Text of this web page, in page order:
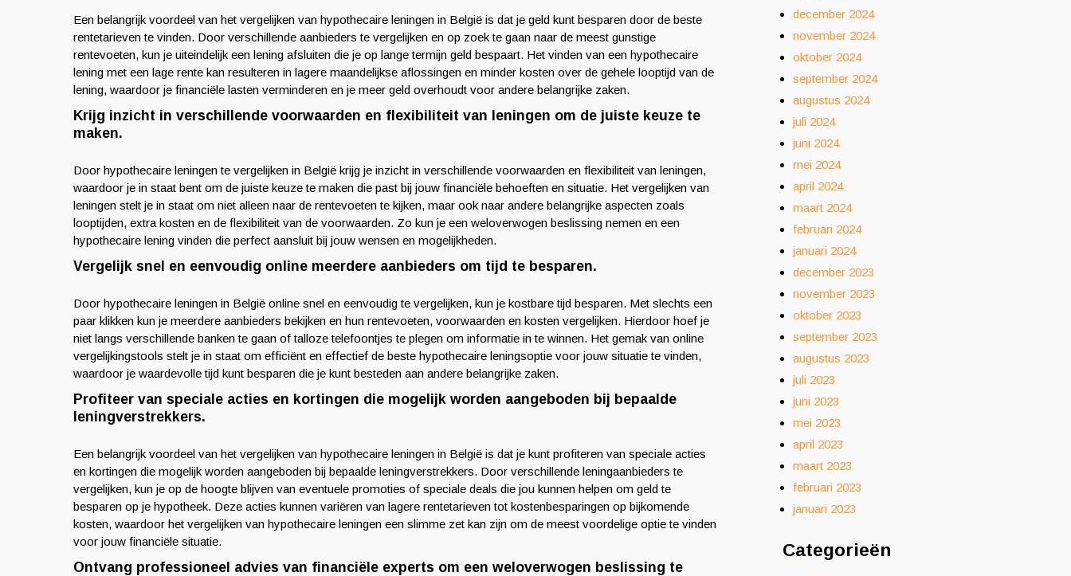
Een belangrijk voordeel van het vergelijken van hypothecaire leningen in België is dat je geld kunt besparen door de beste
rentetarieven te vinden. Door verschillende aanbieders te vergelijken en op zoek te gaan naar de meest gunstige
rentevoeten, kun je uiteindelijk een lening afsluiten die je op lange termijn geld bespaart. Het vinden van een hypothecaire
lening met een lage rente kan resulteren in lagere maandelijkse aflossingen en minder kosten over de gehele looptijd van de
lening, waardoor je financiële lasten verminderen en je meer geld overhoudt voor andere belangrijke zaken.
Krijg inzicht in verschillende voorwaarden en flexibiliteit van leningen om de juiste keuze te
maken.
Door hypothecaire leningen te vergelijken in België krijg je inzicht in verschillende voorwaarden en flexibiliteit van leningen,
waardoor je in staat bent om de juiste keuze te maken die past bij jouw financiële behoeften en situatie. Het vergelijken van
leningen stelt je in staat om niet alleen naar de rentevoeten te kijken, maar ook naar andere belangrijke aspecten zoals
looptijden, extra kosten en de flexibiliteit van de voorwaarden. Zo kun je een weloverwogen beslissing nemen en een
hypothecaire lening vinden die perfect aansluit bij jouw wensen en mogelijkheden.
Vergelijk snel en eenvoudig online meerdere aanbieders om tijd te besparen.
Door hypothecaire leningen in België online snel en eenvoudig te vergelijken, kun je kostbare tijd besparen. Met slechts een
paar klikken kun je meerdere aanbieders bekijken en hun rentevoeten, voorwaarden en kosten vergelijken. Hierdoor hoef je
niet langs verschillende banken te gaan of talloze telefoontjes te plegen om informatie in te winnen. Het gemak van online
vergelijkingstools stelt je in staat om efficiënt en effectief de beste hypothecaire leningsoptie voor jouw situatie te vinden,
waardoor je waardevolle tijd kunt besparen die je kunt besteden aan andere belangrijke zaken.
Profiteer van speciale acties en kortingen die mogelijk worden aangeboden bij bepaalde
leningverstrekkers.
Een belangrijk voordeel van het vergelijken van hypothecaire leningen in België is dat je kunt profiteren van speciale acties
en kortingen die mogelijk worden aangeboden bij bepaalde leningverstrekkers. Door verschillende leningaanbieders te
vergelijken, kun je op de hoogte blijven van eventuele promoties of speciale deals die jou kunnen helpen om geld te
besparen op je hypotheek. Deze acties kunnen variëren van lagere rentetarieven tot kostenbesparingen op bijkomende
kosten, waardoor het vergelijken van hypothecaire leningen een slimme zet kan zijn om de meest voordelige optie te vinden
voor jouw financiële situatie.
Ontvang professioneel advies van financiële experts om een weloverwogen beslissing te
december 2024
november 2024
oktober 2024
september 2024
augustus 2024
juli 2024
juni 2024
mei 2024
april 2024
maart 2024
februari 2024
januari 2024
december 2023
november 2023
oktober 2023
september 2023
augustus 2023
juli 2023
juni 2023
mei 2023
april 2023
maart 2023
februari 2023
januari 2023
Categorieën